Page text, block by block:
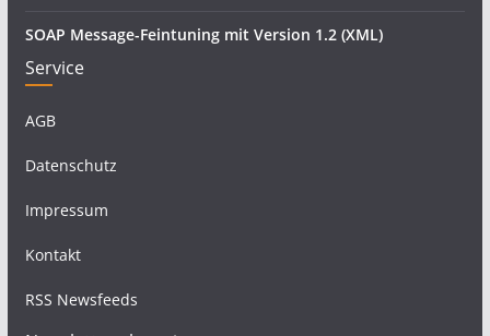
SOAP Message-Feintuning mit Version 1.2 (XML)
Service
AGB
Datenschutz
Impressum
Kontakt
RSS Newsfeeds